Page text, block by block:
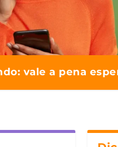
vale a pena